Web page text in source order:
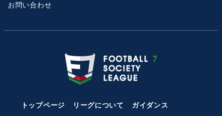
お問い合わせ
トップページ リーグについて
ガイダンス